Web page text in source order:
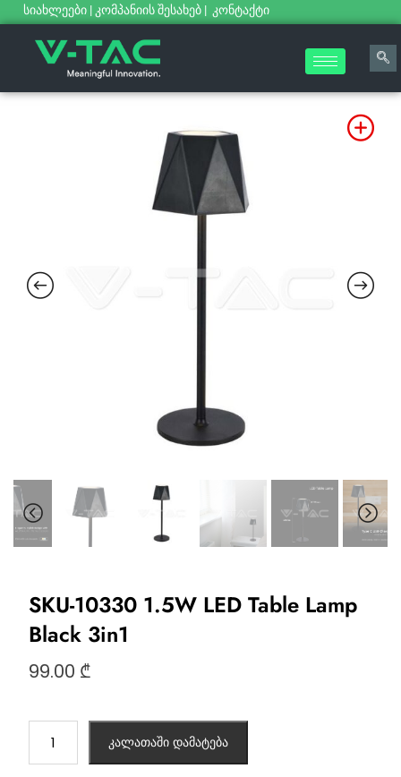
სიახლეები | კომპანიის შესახებ | კონტაქტი
SKU-10330 1.5W LED Table Lamp
Black 3in1
99.00 ₾
კალათაში დამატება